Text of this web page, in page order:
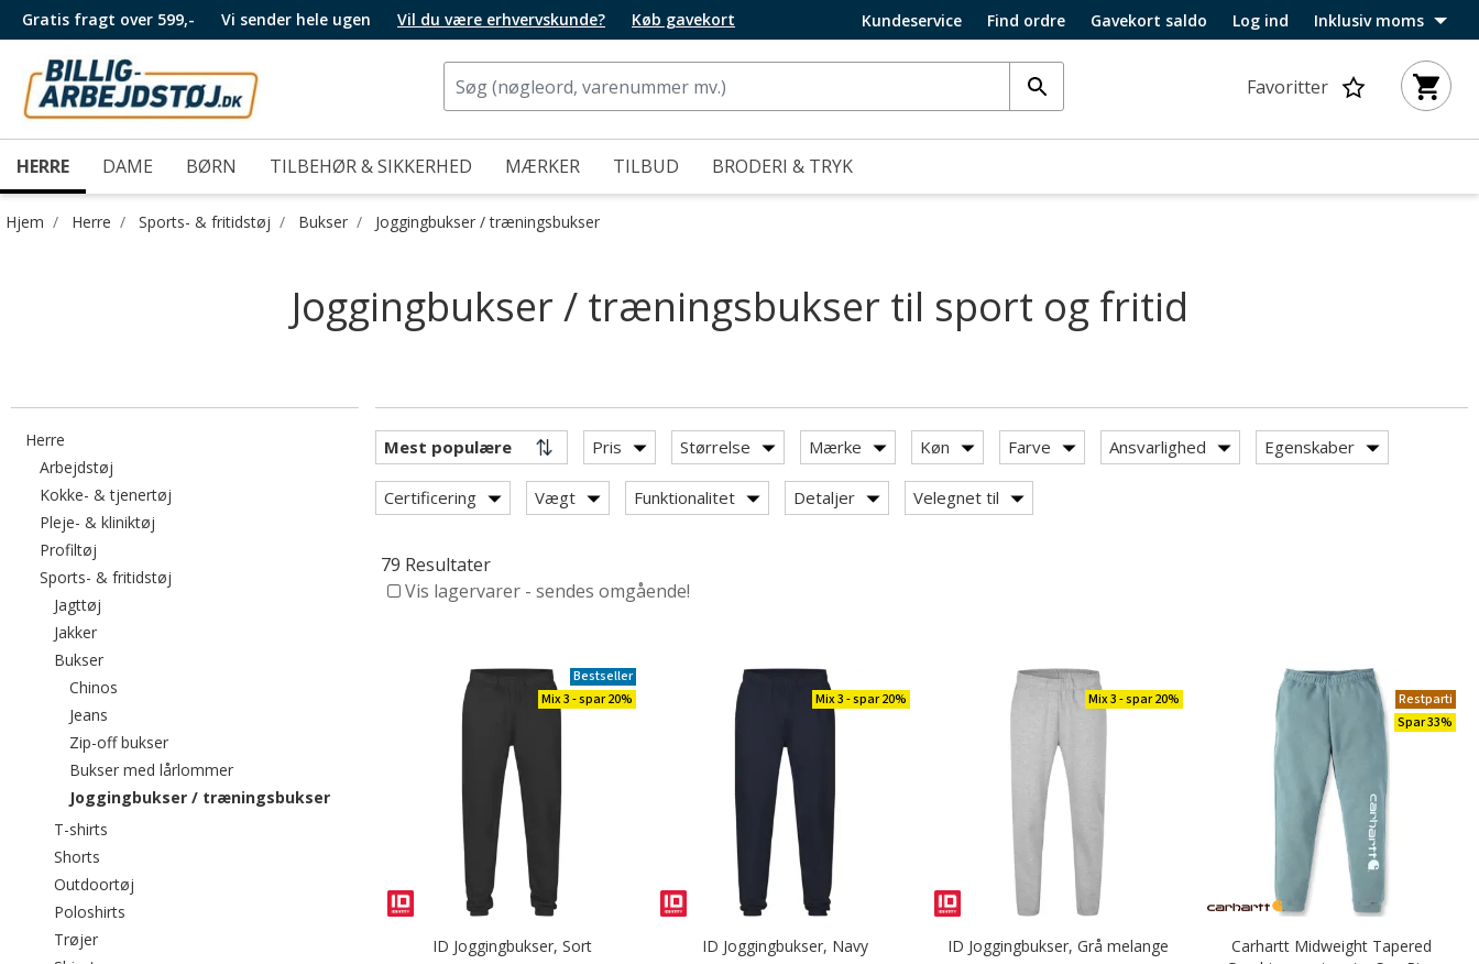
Gratis fragt over 599,- Vi sender hele ugen Vil du være erhvervskunde? Køb gavekort Kundeservice Find ordre Gavekort saldo Log ind Inklusiv moms
Favoritter
HERRE DAME BØRN TILBEHØR & SIKKERHED MÆRKER TILBUD BRODERI & TRYK
Hjem Herre Sports- & fritidstøj Bukser Joggingbukser / træningsbukser
Joggingbukser / træningsbukser til sport og fritid
Herre
Arbejdstøj
Kokke- & tjenertøj Filtrér efter category: Kokke- & tjenertøj
Pleje- & kliniktøj Filtrér efter category: Pleje- & kliniktøj
Profiltøj
Sports- & fritidstøj Filtrér efter category: Sports- & fritidstøj
Jagttøj
JakkerFiltrér efter category: Jakker
BukserFiltrér efter category: Bukser
ChinosFiltrér efter category: Chinos
JeansFiltrér efter category: Jeans
Zip-off bukserFiltrér efter category: Zip-off bukser
Bukser med lårlommerFiltrér efter category: Bukser med lårlommer
Joggingbukser / træningsbukservalgte I øjeblikket sorteret efter category: Joggingbukser / træningsbukser
T-shirts
Shorts
Outdoortøj
Poloshirts
TrøjerFiltrér efter category: Trøjer
Pris Størrelse Mærke Køn Farve Ansvarlighed Egenskaber
Certificering Vægt Funktionalitet Detaljer Velegnet til
79 Resultater
Vis lagervarer - sendes omgående!
Bestseller
Mix 3 - spar 20%
ID Joggingbukser, Sort
Mix 3 - spar 20%
ID Joggingbukser, Navy
Mix 3 - spar 20%
ID Joggingbukser, Grå melange
Restparti
Spar 33%
Carhartt Midweight Tapered